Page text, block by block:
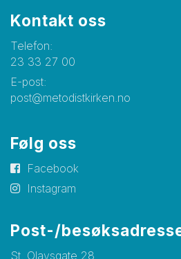
Kontakt oss
Telefon:
23 33 27 00
E-post:
post@metodistkirken.no
Følg oss
Facebook
Instagram
Post-/
St. Olavsgate 28